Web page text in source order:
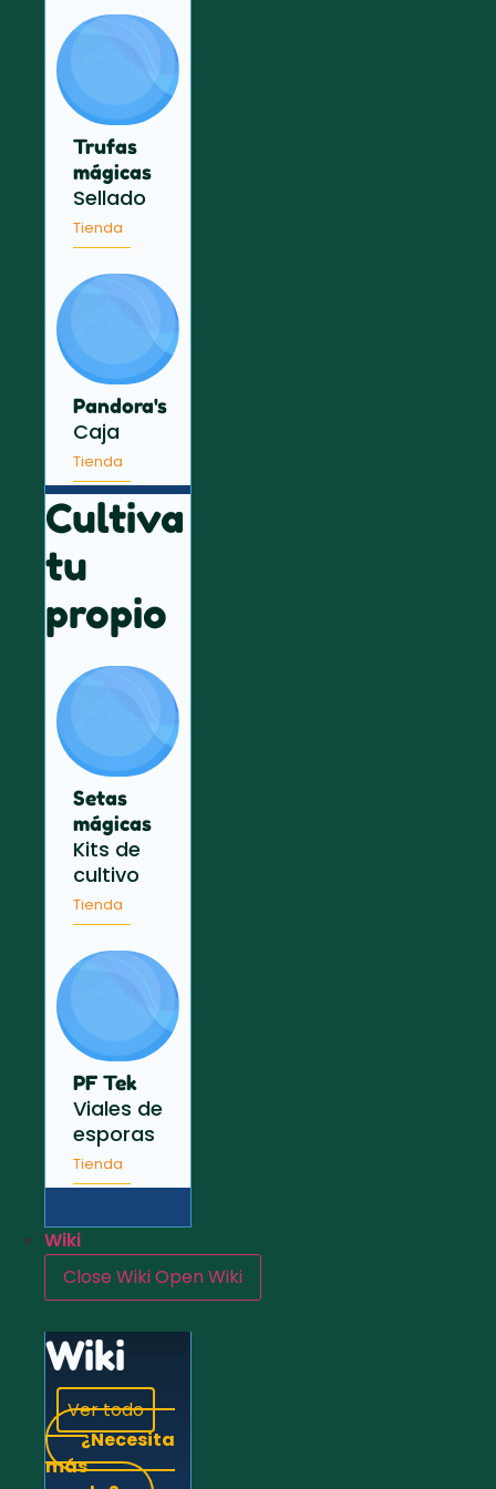
Trufas
mágicas
Sellado
Tienda
Pandora's
Caja
Tienda
Cultiva
tu
propio
Setas
mágicas
Kits de
cultivo
Tienda
PF Tek
Viales de
esporas
Tienda
Wiki
Close WikiOpen Wiki
Wiki
Ver todo
¿Necesita
más